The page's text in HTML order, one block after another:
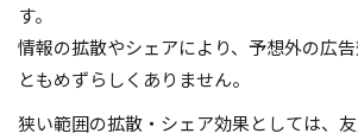
す。
情報の拡散やシェアにより、予想外の広
ともめずらしくありません。
狭い範囲の拡散・シェア効果としては、